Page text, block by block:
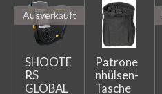
Ausverkauft
SHOOTE
RS
GLOBAL
Patrone
nhülsen-
Tasche